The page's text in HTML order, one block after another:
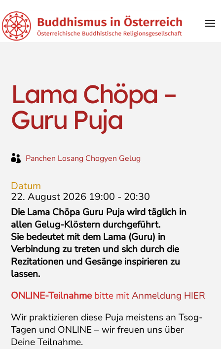
Lama Chöpa –
Guru Puja
 Panchen Losang Chogyen Gelug
Datum
22. August 2026 19:00 - 20:30
Die Lama Chöpa Guru Puja wird täglich in
allen Gelug-Klöstern durchgeführt.
Sie bedeutet mit dem Lama (Guru) in
Verbindung zu treten und sich durch die
Rezitationen und Gesänge inspirieren zu
lassen.
ONLINE-Teilnahme bitte mitAnmeldung HIER
Wir praktizieren diese Puja meistens an Tsog-
Tagen und ONLINE – wir freuen uns über
Deine Teilnahme.